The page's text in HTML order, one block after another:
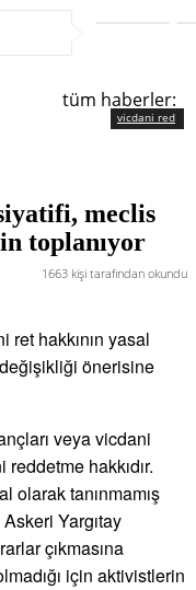
tüm haberler:
vicdani red
meclis
toplanıyor
1663 kişi tarafından okundu
ret hakkının yasal
önerisine
veya vicdani
hakkıdır.
olarak tanınmamış
Yargıtay
çıkmasına
için aktivistlerin